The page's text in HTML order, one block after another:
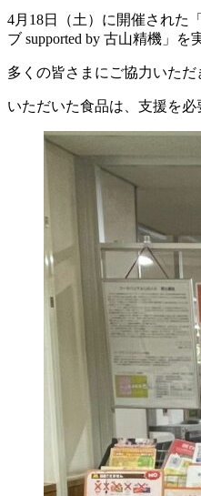
4月18日（土）に開催された
ブ supported by 古山精機」
多くの皆さまにご協力いただ
いただいた食品は、支援を必